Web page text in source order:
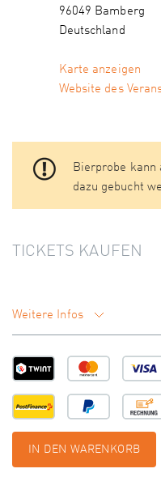
96049 Bamberg
Deutschland
Karte anzeigen
Website des
Bierprobe kann
dazu gebucht
TICKETS KAUFEN
Weitere Infos
IN DEN WARENKORB